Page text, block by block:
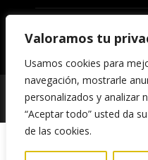
Valoramos tu
Usamos cookies para
navegación, mostrarle
personalizados y analizar
“Aceptar todo” usted da
de las cookies.
Todos los derechos